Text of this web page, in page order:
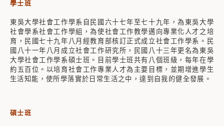
學士班
東吳大學社會工作學系自民國六十七年至七十九年，為東吳大學
社會學系社會工作學組，為使社會工作教學邁向專業化人才之培
育，民國七十九年八月經教育部核訂正式成立社會工作學系。民
國八十一年八月成立社會工作研究所，民國八十三年更名為東吳
大學社會工作學系碩士班。目前學士班共有八個班級，每年在學
約五百位。以培育社會工作專業人才為主要目標，並期增進學生
生活知能，使所學落實於日常生活之中，達到自我的健全發展。
碩士班